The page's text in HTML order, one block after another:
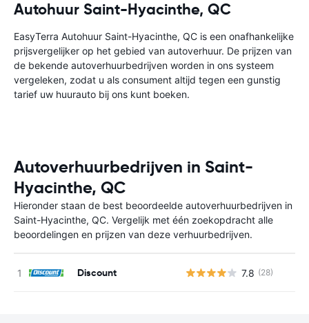
Autohuur Saint-Hyacinthe, QC
EasyTerra Autohuur Saint-Hyacinthe, QC is een onafhankelijke
prijsvergelijker op het gebied van autoverhuur. De prijzen van
de bekende autoverhuurbedrijven worden in ons systeem
vergeleken, zodat u als consument altijd tegen een gunstig
tarief uw huurauto bij ons kunt boeken.
Autoverhuurbedrijven in Saint-
Hyacinthe, QC
Hieronder staan de best beoordeelde autoverhuurbedrijven in
Saint-Hyacinthe, QC. Vergelijk met één zoekopdracht alle
beoordelingen en prijzen van deze verhuurbedrijven.
Discount 7.8 (28)